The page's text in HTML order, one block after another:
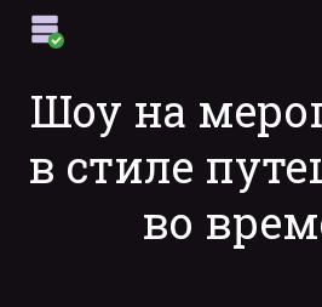
Шоу на
в стиле
во